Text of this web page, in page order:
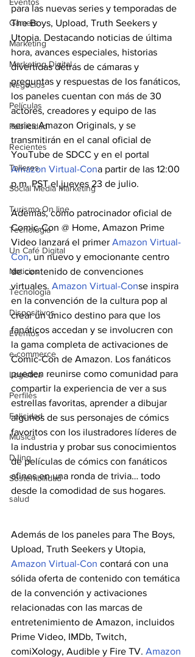
Gamers
Marketing
Marketing Digital
Negocios
Películas
Publicidad
Recientes
Talleres
Social Media Marketing
Turismo On line
Tecnología
Un Café Digital
Noticias
Tecnología
Dispositivos
Eventos
e-commerce
Logística
Perfiles
Felicidad
Música
DJing
Sostenibilidad
salud
para las nuevas series y temporadas de
The Boys, Upload, Truth Seekers y
Utopia. Destacando noticias de última
hora, avances especiales, historias
divertidas detrás de cámaras y
preguntas y respuestas de los fanáticos,
los paneles cuentan con más de 30
actores, creadores y equipo de las
series Amazon Originals, y se
transmitirán en el canal oficial de
YouTube de SDCC y en el portal
Amazon Virtual-Cona partir de las 12:00
p.m. PST el jueves 23 de julio.
Además, como patrocinador oficial de
Comic-Con @ Home, Amazon Prime
Video lanzará el primer Amazon Virtual-
Con, un nuevo y emocionante centro
de contenido de convenciones
virtuales. Amazon Virtual-Conse inspira
en la convención de la cultura pop al
crear un único destino para que los
fanáticos accedan y se involucren con
la gama completa de activaciones de
Comic-Con de Amazon. Los fanáticos
pueden reunirse como comunidad para
compartir la experiencia de ver a sus
estrellas favoritas, aprender a dibujar
algunos de sus personajes de cómics
favoritos con los ilustradores líderes de
la industria y probar sus conocimientos
de películas de cómics con fanáticos
afines en una ronda de trivia… todo
desde la comodidad de sus hogares.
Además de los paneles para The Boys,
Upload, Truth Seekers y Utopia,
Amazon Virtual-Con contará con una
sólida oferta de contenido con temática
de la convención y activaciones
relacionadas con las marcas de
entretenimiento de Amazon, incluidos
Prime Video, IMDb, Twitch,
comiXology, Audible y Fire TV. Amazon